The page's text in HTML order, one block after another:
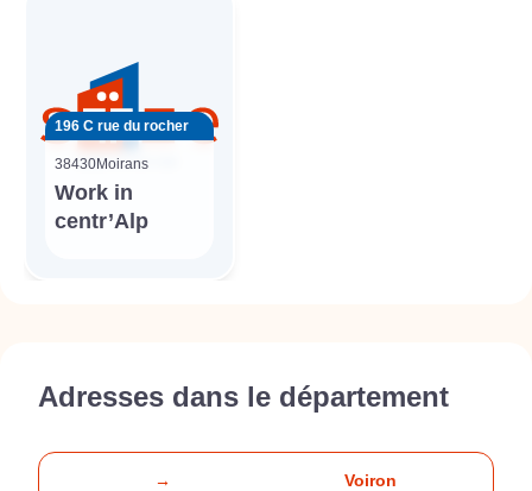
196 C rue du rocher
38430Moirans
Work in
centr’Alp
Adresses dans le département
→ Voiron